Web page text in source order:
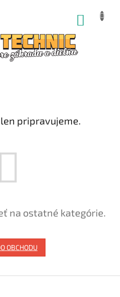
pripravujeme.
na ostatné kategórie.
OBCHODU